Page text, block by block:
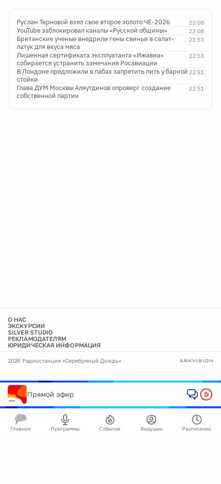
23:08
Руслан Терновой взял свое второе золото ЧЕ-2026
23:08
YouTube заблокировал каналы «Русской общины»
22:53
Британские ученые внедрили гены свиньи в салат-
латук для вкуса мяса
22:53
Лишенная сертификата эксплуатанта «Ижавиа»
собирается устранить замечания Росавиации
22:51
В Лондоне предложили в пабах запретить пить у барной
стойки
22:51
Глава ДУМ Москвы Аляутдинов опроверг создание
собственной партии
О НАС
ЭКСКУРСИИ
SILVER STUDIO
РЕКЛАМОДАТЕЛЯМ
ЮРИДИЧЕСКАЯ ИНФОРМАЦИЯ
2026 Радиостанция «Серебряный Дождь»
Прямой эфир
Главная Программы События Ведущие Расписание